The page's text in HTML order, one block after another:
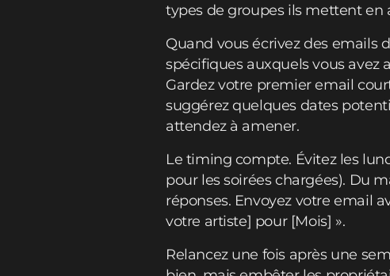
types de groupes ils mettent en
Quand vous écrivez des emails
spécifiques auxquels vous avez
Gardez votre premier email
suggérez quelques dates
attendez à amener.
Le timing compte. Évitez les
pour les soirées chargées). Du
réponses. Envoyez votre email
votre artiste] pour [Mois] ».
Relancez une fois après une